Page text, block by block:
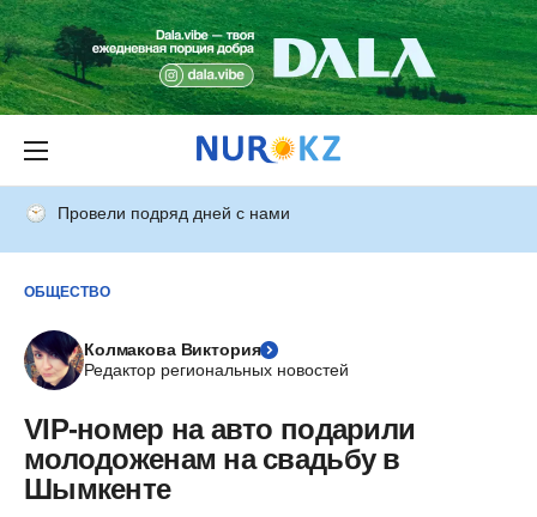
Провели подряд дней с нами
ОБЩЕСТВО
Колмакова Виктория
Редактор региональных новостей
VIP-номер на авто подарили
молодоженам на свадьбу в
Шымкенте